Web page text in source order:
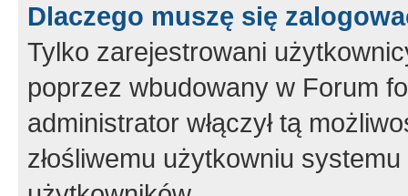
Dlaczego muszę się
Tylko zarejestrowani
poprzez wbudowany w Forum
administrator włączył tą
złośliwemu użytkowniu